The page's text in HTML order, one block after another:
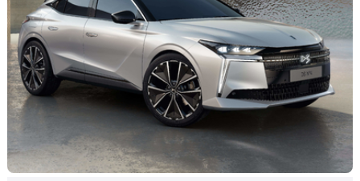
Flottes
Auto
Services
Forum
Moto